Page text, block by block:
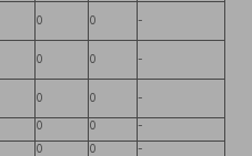
0 0 -
0 0 -
0 0 -
0 0
-
0 0 -